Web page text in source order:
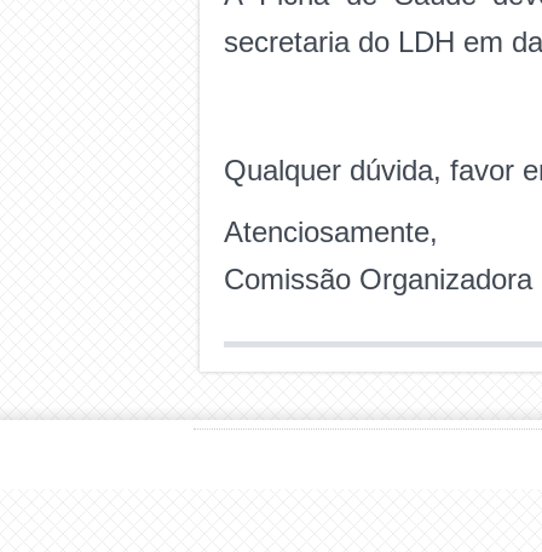
secretaria do LDH em
Qualquer dúvida, favor
Atenciosamente,
Comissão